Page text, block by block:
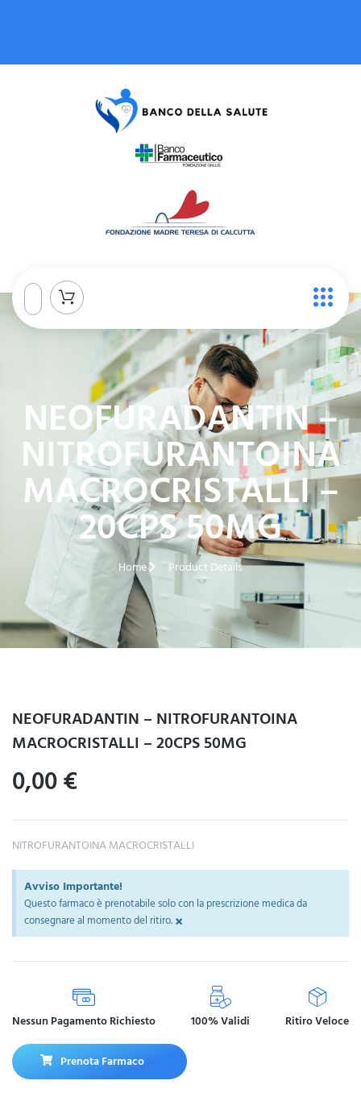
NEOFURADANTIN –
NITROFURANTOINA
MACROCRISTALLI –
20CPS 50MG
Home Product Details
NEOFURADANTIN – NITROFURANTOINA
MACROCRISTALLI – 20CPS 50MG
0,00€
NITROFURANTOINA MACROCRISTALLI
Avviso Importante!
Questo farmaco è prenotabile solo con la prescrizione medica da
consegnare al momento del ritiro.×
Nessun Pagamento Richiesto 100% Validi Ritiro Veloce
Prenota Farmaco